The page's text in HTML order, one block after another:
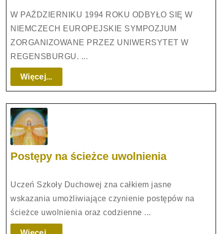
OBRONNEGO
–
APOKALIPTYCZNE
W PAŹDZIERNIKU 1994 ROKU ODBYŁO SIĘ W
NIEMCZECH EUROPEJSKIE SYMPOZJUM
ZORGANIZOWANE PRZEZ UNIWERSYTET W
REGENSBURGU. ...
Więcej...
Postępy na ścieżce uwolnieniaPostępy
ścieżce
uwolnienia
Uczeń Szkoły Duchowej zna całkiem jasne
wskazania umożliwiające czynienie postępów na
ścieżce uwolnienia oraz codzienne ...